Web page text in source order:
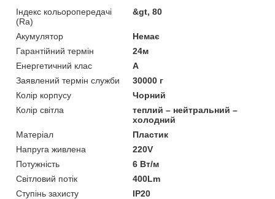
Індекс кольоропередачі
(Ra)
&gt, 80
Акумулятор
Немає
Гарантійний термін
24м
Енергетичний клас
А
Заявлений термін служби
30000 г
Колір корпусу
Чорний
Колір світла
теплий – нейтральний –
холодний
Матеріал
Пластик
Напруга живлена
220V
Потужність
6 Вт/м
Світловий потік
400Lm
Ступінь захисту
IP20